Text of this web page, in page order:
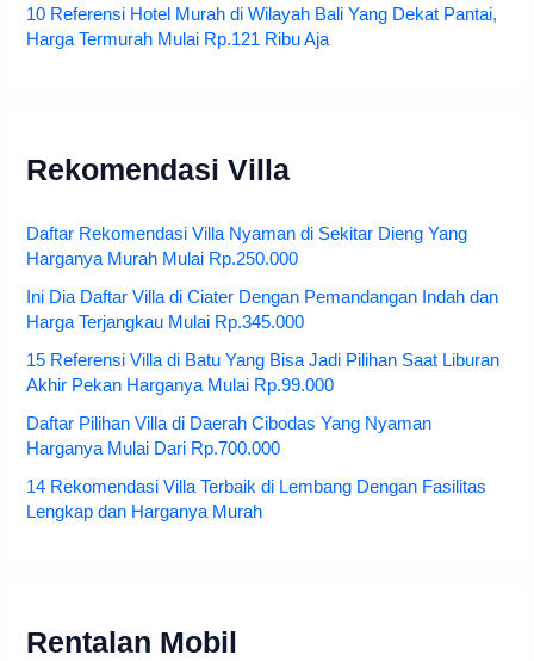
10 Referensi Hotel Murah di Wilayah Bali Yang Dekat Pantai,
Harga Termurah Mulai Rp.121 Ribu Aja
Rekomendasi Villa
Daftar Rekomendasi Villa Nyaman di Sekitar Dieng Yang
Harganya Murah Mulai Rp.250.000
Ini Dia Daftar Villa di Ciater Dengan Pemandangan Indah dan
Harga Terjangkau Mulai Rp.345.000
15 Referensi Villa di Batu Yang Bisa Jadi Pilihan Saat Liburan
Akhir Pekan Harganya Mulai Rp.99.000
Daftar Pilihan Villa di Daerah Cibodas Yang Nyaman
Harganya Mulai Dari Rp.700.000
14 Rekomendasi Villa Terbaik di Lembang Dengan Fasilitas
Lengkap dan Harganya Murah
Rentalan Mobil